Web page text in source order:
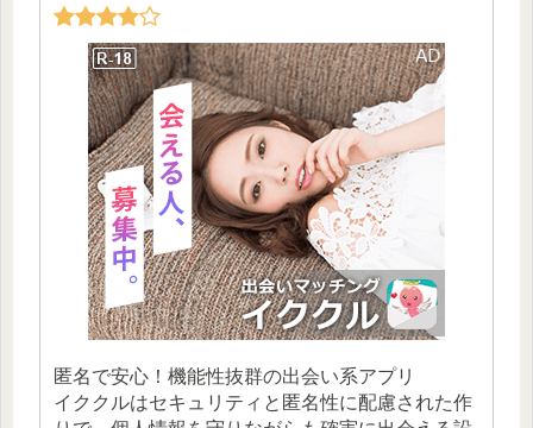
匿名で安心！機能性抜群の出会い系アプリ
イククルはセキュリティと匿名性に配慮された作